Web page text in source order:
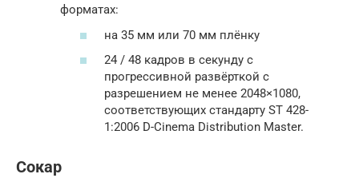
форматах:
на 35 мм или 70 мм плёнку
24 / 48 кадров в секунду с
прогрессивной развёрткой с
разрешением не менее 2048×1080,
соответствующих стандарту ST 428-
1:2006 D-Cinema Distribution Master.
Сокар